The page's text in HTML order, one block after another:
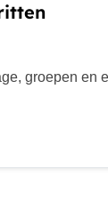
groepen en